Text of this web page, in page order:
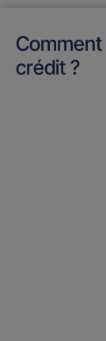
Comment
crédit ?